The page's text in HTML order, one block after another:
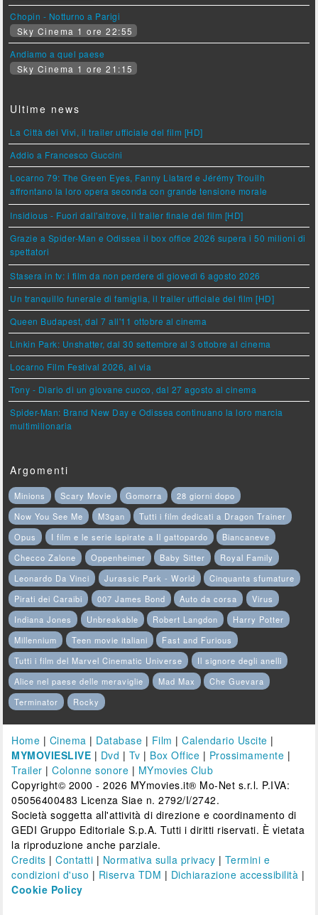
Chopin - Notturno a Parigi
Sky Cinema 1 ore 22:55
Andiamo a quel paese
Sky Cinema 1 ore 21:15
Ultime news
La Città dei Vivi, il trailer ufficiale del film [HD]
Addio a Francesco Guccini
Locarno 79: The Green Eyes, Fanny Liatard e Jérémy Trouilh
affrontano la loro opera seconda con grande tensione morale
Insidious - Fuori dall'altrove, il trailer finale del film [HD]
Grazie a Spider-Man e Odissea il box office 2026 supera i 50 milioni di
spettatori
Stasera in tv: i film da non perdere di giovedì 6 agosto 2026
Un tranquillo funerale di famiglia, il trailer ufficiale del film [HD]
Queen Budapest, dal 7 all'11 ottobre al cinema
Linkin Park: Unshatter, dal 30 settembre al 3 ottobre al cinema
Locarno Film Festival 2026, al via
Tony - Diario di un giovane cuoco, dal 27 agosto al cinema
Spider-Man: Brand New Day e Odissea continuano la loro marcia
multimilionaria
Argomenti
Minions Scary Movie Gomorra
28 giorni dopo
Now You See Me
M3gan
Tutti i film dedicati a Dragon Trainer
Opus
I film e le serie ispirate a Il gattopardo
Biancaneve
Checco Zalone
Oppenheimer Baby Sitter
Royal Family
Leonardo Da Vinci
Jurassic Park - World
Cinquanta sfumature
Pirati dei Caraibi
007 James Bond Auto da corsa
Virus
Indiana Jones
Unbreakable Robert Langdon
Harry Potter
Millennium
Teen movie italiani
Fast and Furious
Tutti i film del Marvel Cinematic Universe
Il signore degli anelli
Alice nel paese delle meraviglie
Mad Max
Che Guevara
Terminator
Rocky
Home | Cinema | Database | Film |Calendario Uscite |
MYMOVIESLIVE | Dvd | Tv | Box Office | Prossimamente |
Trailer |Colonne sonore | MYmovies Club
Copyright© 2000 - 2026 MYmovies.it® Mo-Net s.r.l. P.IVA:
05056400483 Licenza Siae n. 2792/I/2742.
Società soggetta all'attività di direzione e coordinamento di
GEDI Gruppo Editoriale S.p.A. Tutti i diritti riservati. È vietata
la riproduzione anche parziale.
Credits |Contatti | Normativa sulla privacy | Termini e
condizioni d'uso | Riserva TDM | Dichiarazione accessibilità |
Cookie Policy